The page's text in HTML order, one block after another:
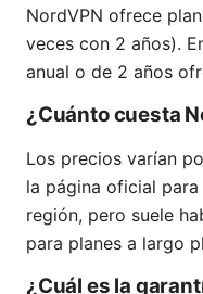
NordVPN ofrece
veces con 2 años).
anual o de 2 años
¿Cuánto cuesta
Los precios varían
la página oficial
región, pero suele
para planes a largo
¿Cuál es la